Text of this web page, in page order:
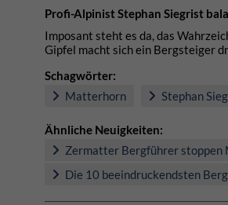
Profi-Alpinist Stephan Siegrist
Imposant steht es da, das
Gipfel macht sich ein Bergsteiger
Schagwörter:
Matterhorn
Stephan
Ähnliche Neuigkeiten:
Zermatter Bergführer stoppen
Die 10 beeindruckendsten